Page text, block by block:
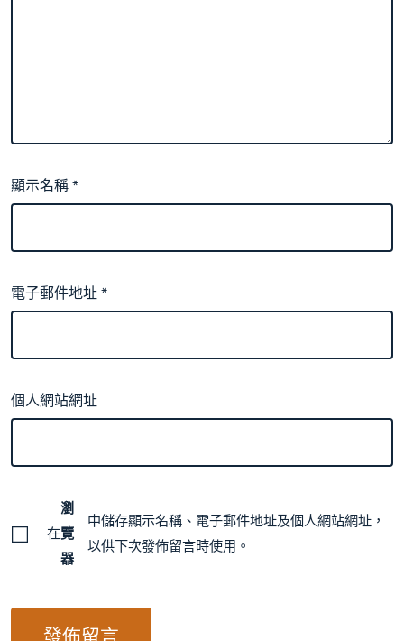
顯示名稱*
電子郵件地址*
個人網站網址
在
瀏
覽
器
中儲存顯示名稱、電子郵件地址及個人網站網址，
以供下次發佈留言時使用。